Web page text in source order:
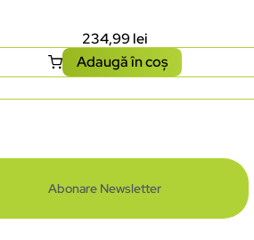
234,99lei
Adaugă în coș
Abonare Newsletter